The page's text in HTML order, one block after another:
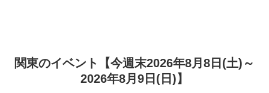
関東のイベント【今週末2026年8月8日(土)～
2026年8月9日(日)】